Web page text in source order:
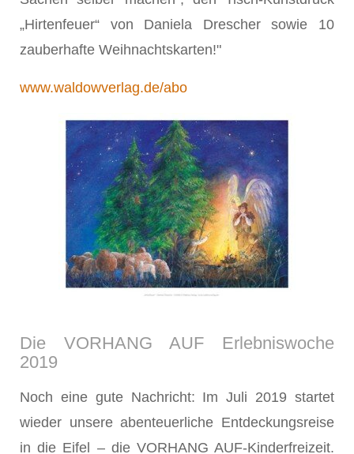
„Hirtenfeuer“ von Daniela Drescher sowie 10
zauberhafte Weihnachtskarten!"
www.waldowverlag.de/abo
Die VORHANG AUF Erlebniswoche
2019
Noch eine gute Nachricht: Im Juli 2019 startet
wieder unsere abenteuerliche Entdeckungsreise
in die Eifel – die VORHANG AUF-Kinderfreizeit.